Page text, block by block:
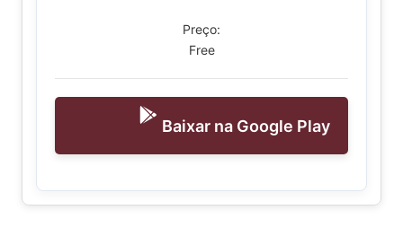
Preço:
Free
Baixar na Google Play